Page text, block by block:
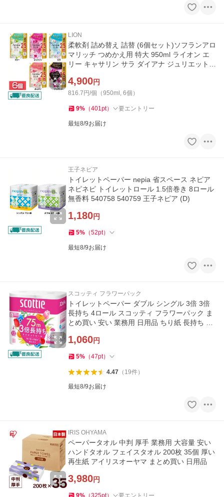
LION
柔軟剤 詰め替え 詰替 (6個セット)ソフランアロ
マリッチ つめかえ用 特大 950ml ライオン エ
リー キャサリン サラ ダイアナ ジュリエット
4,900円
816.7円/個（950ml, 6個）
9% （401pt） 要エントリー
最短8/9お届け
王子ネピア
トイレットペーパー nepia 省スペース ネピア
ネピネピ トイレットロール 1.5倍巻き 8ロール
無香料 540758 540759 王子ネピア (D)
1,180円
5% （52pt）
最短8/9お届け
スコッティ フラワーパック
トイレットペーパー ダブル シングル 3倍 3倍
長持ち 4ロール スコッティ フラワーパック ま
とめ買い 安い 業務用 日用品 ちり紙 長持ち エ
1,060円
5% （47pt）
4.47（ 19件）
最短8/9お届け
IRIS OHYAMA
ペーパータオル 中判 厚手 業務用 大容量 安い
ハンドタオル フェイスタオル 200枚 35個 厚い
再生紙 アイリスオーヤマ まとめ買い 日用品
3,980円
9% （325pt） 要エントリー